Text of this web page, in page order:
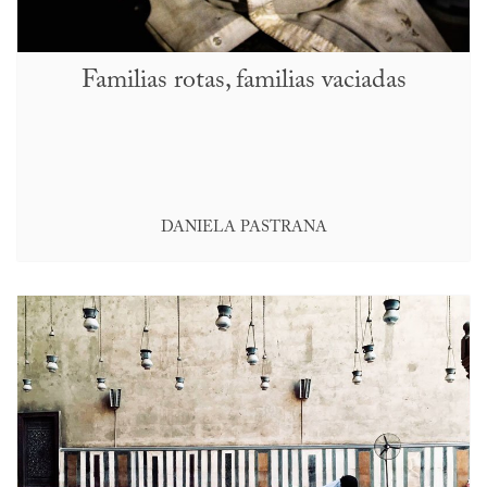
Familias rotas, familias vaciadas
DANIELA PASTRANA